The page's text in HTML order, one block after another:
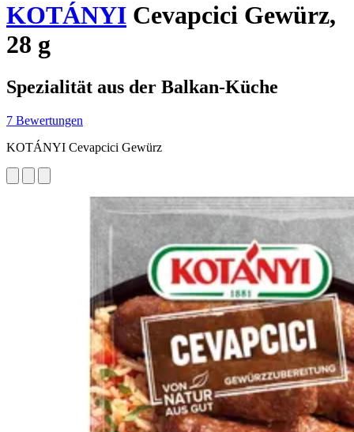
KOTÁNYI Cevapcici Gewürz,
28 g
Spezialität aus der Balkan-Küche
7 Bewertungen
KOTÁNYI Cevapcici Gewürz